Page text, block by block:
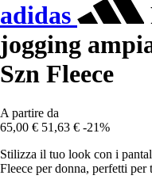
adidas
jogging
Szn Fleece
A partire da
65,00 € 51,63 € -21%
Stilizza il tuo look con i
Fleece per donna, perfetti per